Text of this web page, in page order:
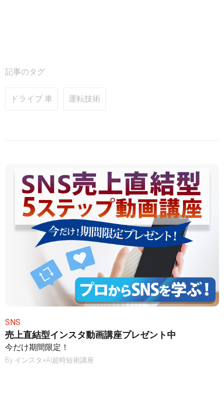
記事のタグ
ドライブ 車 運転技術
SNS
売上直結型インスタ動画講座プレゼント中
今だけ期間限定！
By インスタ×AI超時短術講座